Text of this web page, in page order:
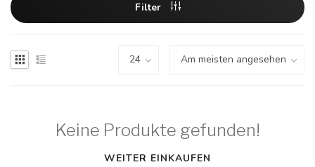
Filter
Keine Produkte gefunden!
WEITER EINKAUFEN